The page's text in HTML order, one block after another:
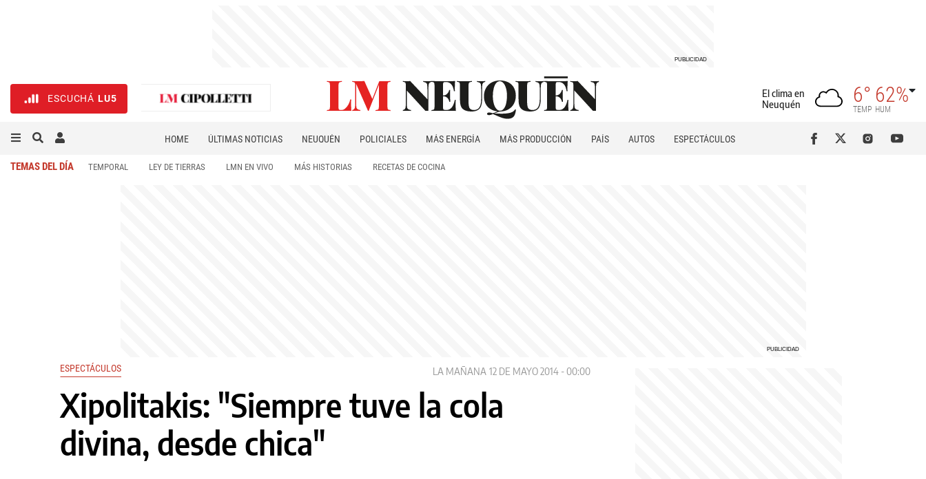
ESCUCHÁ LU5
El clima en
Neuquén
6°
TEMP
62%
HUM
HOME ÚLTIMAS NOTICIAS NEUQUÉN POLICIALES MÁS ENERGÍA MÁS PRODUCCIÓN PAÍS AUTOS
ESPECTÁCULOS
TEMAS DEL DÍA TEMPORAL LEY DE TIERRAS LMN EN VIVO MÁS HISTORIAS RECETAS DE COCINA
ESPECTÁCULOS LA MAÑANA 12 DE MAYO 2014 - 00:00
Xipolitakis: "Siempre tuve la cola
divina, desde chica"